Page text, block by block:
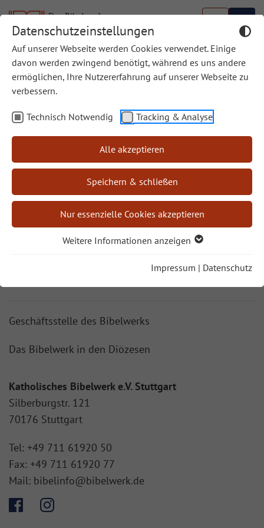
Datenschutzeinstellungen
Auf unserer Webseite werden Cookies verwendet. Einige
davon werden zwingend benötigt, während es uns andere
ermöglichen, Ihre Nutzererfahrung auf unserer Webseite zu
verbessern.
Technisch Notwendig Tracking & Analyse
Alle akzeptieren
Speichern & schließen
Nur essenzielle Cookies akzeptieren
Weitere Informationen anzeigen
Impressum | Datenschutz
Die Arbeit des Bibelwerks im Laufe der Jahre
Jahresbericht 2025 Jahresbericht 2024
Jahresbericht 2023
Jahresbericht 2022 Jahresbericht 2021
Jahresbericht 2020
Geschäftsstelle des Bibelwerks
Das Bibelwerk in den Diözesen
Katholisches Bibelwerk e.V. Stuttgart
Silberburgstr. 121
70176 Stuttgart
Tel: +49 711 61920 50
Fax: +49 711 61920 77
Mail: bibelinfo@bibelwerk.de